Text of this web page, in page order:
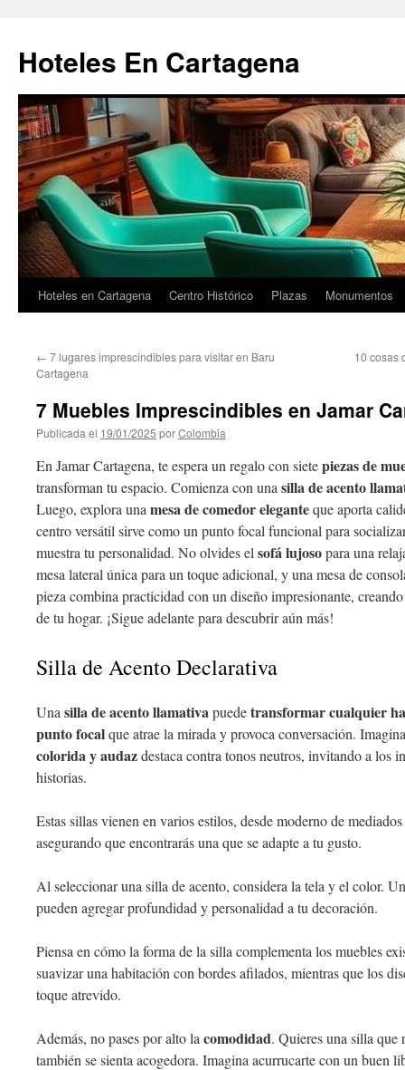
contenido
Hoteles En Cartagena
Hoteles en Cartagena Centro Histórico Plazas Monumentos
← 7 lugares imprescindibles para visitar en Baru
Cartagena
10 cosas
7 Muebles Imprescindibles en Jamar
Publicada el 19/01/2025 porColombia
En Jamar Cartagena, te espera un regalo con sietepiezas de
transforman tu espacio. Comienza con una silla de acento
Luego, explora una mesa de comedor eleganteque aporta
centro versátil sirve como un punto focal funcional para
muestra tu personalidad. No olvides el sofá lujosopara una
mesa lateral única para un toque adicional, y una mesa de
pieza combina practicidad con un diseño impresionante,
de tu hogar. ¡Sigue adelante para descubrir aún más!
Silla de Acento Declarativa
Una silla de acento llamativapuedetransformar cualquier
punto focalque atrae la mirada y provoca conversación.
colorida y audazdestaca contra tonos neutros, invitando a los
historias.
Estas sillas vienen en varios estilos, desde moderno de
asegurando que encontrarás una que se adapte a tu gusto.
Al seleccionar una silla de acento, considera la tela y el color.
pueden agregar profundidad y personalidad a tu decoración.
Piensa en cómo la forma de la silla complementa los muebles
suavizar una habitación con bordes afilados, mientras que los
toque atrevido.
Además, no pases por alto la comodidad. Quieres una silla que
también se sienta acogedora. Imagina acurrucarte con un buen